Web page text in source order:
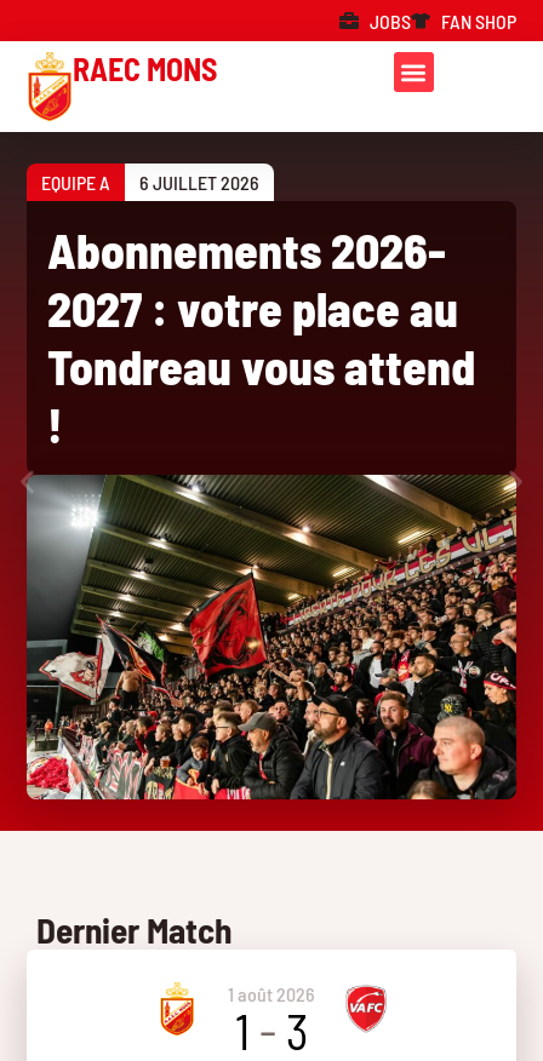
JOBS FAN SHOP
RAEC MONS
EQUIPE A 6 JUILLET 2026
Abonnements 2026-
2027 : votre place au
Tondreau vous attend
!
Dernier Match
1 août 2026
1 - 3